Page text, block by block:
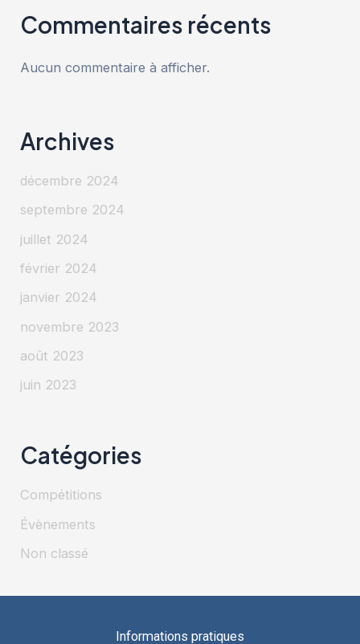
Commentaires récents
Aucun commentaire à afficher.
Archives
décembre 2024
septembre 2024
juillet 2024
février 2024
janvier 2024
novembre 2023
août 2023
juin 2023
Catégories
Compétitions
Évènements
Non classé
Informations pratiques